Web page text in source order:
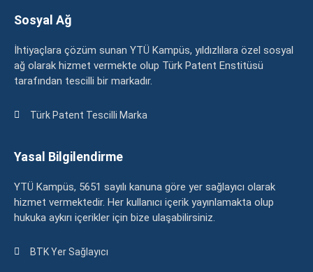
Sosyal Ağ
İhtiyaçlara çözüm sunan YTÜ Kampüs, yıldızlılara özel sosyal
ağ olarak hizmet vermekte olup Türk Patent Enstitüsü
tarafından tescilli bir markadır.
Türk Patent Tescilli Marka
Yasal Bilgilendirme
YTÜ Kampüs, 5651 sayılı kanuna göre yer sağlayıcı olarak
hizmet vermektedir. Her kullanıcı içerik yayınlamakta olup
hukuka aykırı içerikler için bize ulaşabilirsiniz.
BTK Yer Sağlayıcı